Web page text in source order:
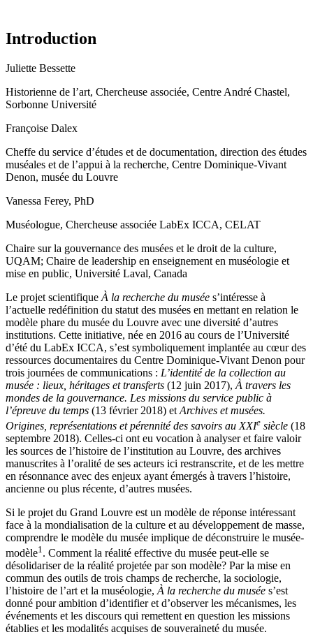
Introduction
Juliette Bessette
Historienne de l’art, Chercheuse associée, Centre André Chastel,
Sorbonne Université
Françoise Dalex
Cheffe du service d’études et de documentation, direction des études
muséales et de l’appui à la recherche, Centre Dominique-Vivant
Denon, musée du Louvre
Vanessa Ferey, PhD
Muséologue, Chercheuse associée LabEx ICCA, CELAT
Chaire sur la gouvernance des musées et le droit de la culture,
UQAM; Chaire de leadership en enseignement en muséologie et
mise en public, Université Laval, Canada
Le projet scientifique À la recherche du musée s’intéresse à
l’actuelle redéfinition du statut des musées en mettant en relation le
modèle phare du musée du Louvre avec une diversité d’autres
institutions. Cette initiative, née en 2016 au cours de l’Université
d’été du LabEx ICCA, s’est symboliquement implantée au cœur des
ressources documentaires du Centre Dominique-Vivant Denon pour
trois journées de communications : L’identité de la collection au
musée : lieux, héritages et transferts (12 juin 2017), À travers les
mondes de la gouvernance. Les missions du service public à
l’épreuve du temps (13 février 2018) et Archives et musées.
Origines, représentations et pérennité des savoirs au XXIe siècle (18
septembre 2018). Celles-ci ont eu vocation à analyser et faire valoir
les sources de l’histoire de l’institution au Louvre, des archives
manuscrites à l’oralité de ses acteurs ici restranscrite, et de les mettre
en résonnance avec des enjeux ayant émergés à travers l’histoire,
ancienne ou plus récente, d’autres musées.
Si le projet du Grand Louvre est un modèle de réponse intéressant
face à la mondialisation de la culture et au développement de masse,
comprendre le modèle du musée implique de déconstruire le musée-
modèle1. Comment la réalité effective du musée peut-elle se
désolidariser de la réalité projetée par son modèle? Par la mise en
commun des outils de trois champs de recherche, la sociologie,
l’histoire de l’art et la muséologie,À la recherche du musée s’est
donné pour ambition d’identifier et d’observer les mécanismes, les
événements et les discours qui remettent en question les missions
établies et les modalités acquises de souveraineté du musée.